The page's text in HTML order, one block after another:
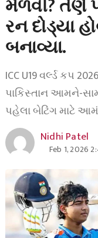
મેળવી? તેણે
રન દોડ્યા
બનાવ્યા.
ICC U19 વર્લ્ડ કપ
પાકિસ્તાન આમને-
પહેલા બેટિંગ માટે
Nidhi Patel
Feb 1, 2026